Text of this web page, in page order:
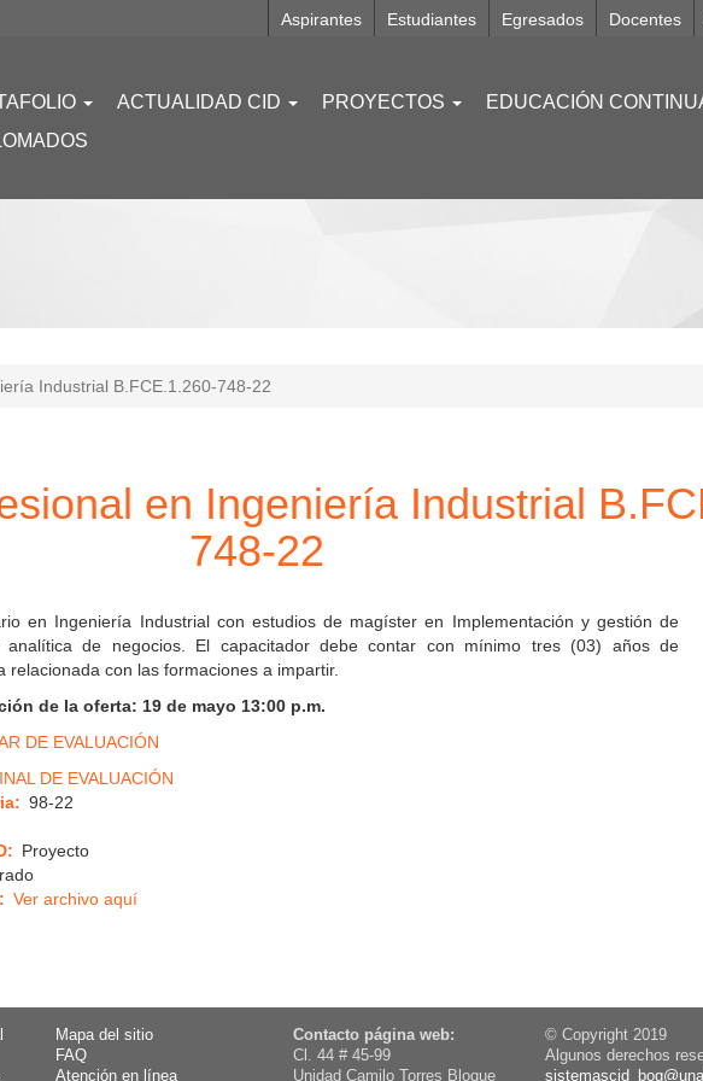
Aspirantes Estudiantes Egresados Docentes
ACTUALIDAD CID PROYECTOS EDUCACIÓN
Industrial B.FCE.1.260-748-22
en Ingeniería Industrial
748-22
en Ingeniería Industrial con estudios de magíster en Implementación y gestión de
analítica de negocios. El capacitador debe contar con mínimo tres (03) años de
relacionada con las formaciones a impartir.
de la oferta: 19 de mayo 13:00 p.m.
DE EVALUACIÓN
DE EVALUACIÓN
98-22
Proyecto
Ver archivo aquí
Mapa del sitio
FAQ
Atención en línea
Contacto página web:
Cl. 44 # 45-99
Unidad Camilo Torres Bloque
© Copyright 2019
Algunos derechos